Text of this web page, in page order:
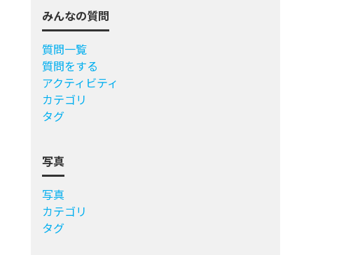
みんなの質問
質問一覧
質問をする
アクティビティ
カテゴリ
タグ
写真
写真
カテゴリ
タグ